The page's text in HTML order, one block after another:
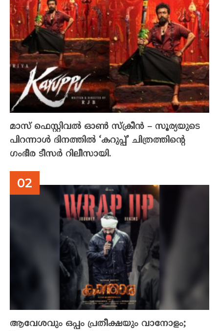
മാസ് ഫെസ്റ്റിവൽ ഓൺ സ്‌ക്രീൻ – സൂര്യയുടെ
പിറന്നാൾ ദിനത്തിൽ ‘കറുപ്പ്’ ചിത്രത്തിന്റെ
ഗംഭീര ടീസർ റിലീസായി.
ആവേശവും ഒപ്പം പ്രതീക്ഷയും വാനോളം;